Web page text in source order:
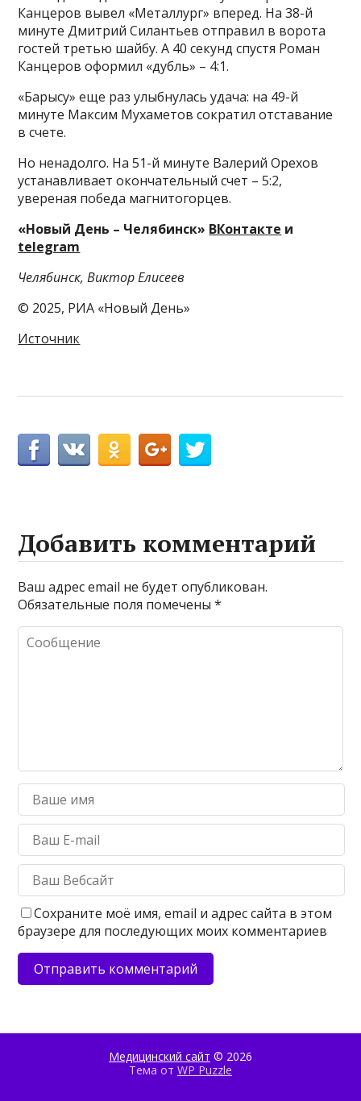
Канцеров вывел «Металлург» вперед. На 38-й
минуте Дмитрий Силантьев отправил в ворота
гостей третью шайбу. А 40 секунд спустя Роман
Канцеров оформил «дубль» – 4:1.
«Барысу» еще раз улыбнулась удача: на 49-й
минуте Максим Мухаметов сократил отставание
в счете.
Но ненадолго. На 51-й минуте Валерий Орехов
устанавливает окончательный счет – 5:2,
увереная победа магнитогорцев.
«Новый День – Челябинск» ВКонтакте и
telegram
Челябинск, Виктор Елисеев
© 2025, РИА «Новый День»
Источник
Добавить комментарий
Ваш адрес email не будет опубликован.
Обязательные поля помечены*
Сохраните моё имя, email и адрес сайта в этом
браузере для последующих моих комментариев
Медицинский сайт © 2026
Тема от WP Puzzle